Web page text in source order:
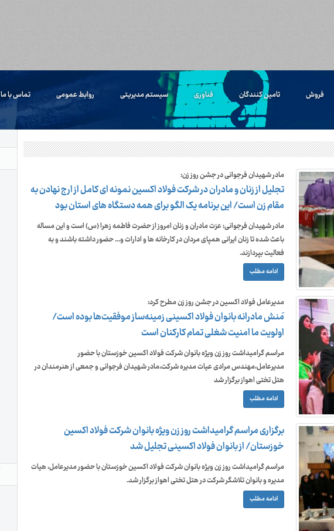
فروش تامین کنندگان فناوری سیستم مدیریتی روابط عمومی تماس با ما
مادر شهیدان فرجوانی در جشن روز زن:
تجلیل از زنان و مادران در شرکت فولاد اکسین نمونه ای کامل از ارج نهادن به
مقام زن است/ این برنامه یک الگو برای همه دستگاه های استان بود
مادر شهیدان فرجوانی: عزت مادران و زنان امروز از حضرت فاطمه زهرا (س) است و این مساله
باعث شده تا زنان ایرانی همپای مردان در کارخانه ها و ادارات و... حضور داشته باشند و به
فعالیت بپردازند.
ادامه مطلب
مدیرعامل فولاد اکسین در جشن روز زن مطرح کرد:
مَنش مادرانه بانوان فولاد اکسینی زمینه‌ساز موفقیت‌ها بوده است/
اولویت ما امنیت شغلی تمام کارکنان است
مراسم گرامیداشت روز زن ویژه بانوان شرکت فولاد اکسین خوزستان با حضور
مدیرعامل،مهندس مرادی عیات مدیره شرکت،مادر شهیدان فرجوانی و جمعی از هنرمندان در
هتل تختی اهواز برگزار شد
ادامه مطلب
برگزاری مراسم گرامیداشت روز زن ویژه بانوان شرکت فولاد اکسین
خوزستان/ از بانوان فولاد اکسینی تجلیل شد
مراسم گرامیداشت روز زن ویژه بانوان شرکت فولاد اکسین خوزستان با حضور مدیرعامل، هیات
مدیره و بانوان تلاشگر شرکت در هتل تختی اهواز برگزار شد.
ادامه مطلب